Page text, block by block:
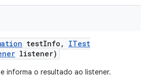
testInfo ,
ITest
listener)
informa o resultado ao listener.